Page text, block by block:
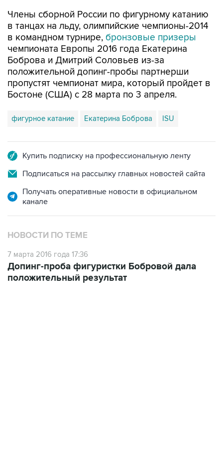
Члены сборной России по фигурному катанию
в танцах на льду, олимпийские чемпионы-2014
в командном турнире, бронзовые призеры
чемпионата Европы 2016 года Екатерина
Боброва и Дмитрий Соловьев из-за
положительной допинг-пробы партнерши
пропустят чемпионат мира, который пройдет в
Бостоне (США) с 28 марта по 3 апреля.
фигурное катание Екатерина Боброва ISU
Купить подписку на профессиональную ленту
Подписаться на рассылку главных новостей сайта
Получать оперативные новости в официальном
канале
НОВОСТИ ПО ТЕМЕ
7 марта 2016 года 17:36
Допинг-проба фигуристки Бобровой дала
положительный результат